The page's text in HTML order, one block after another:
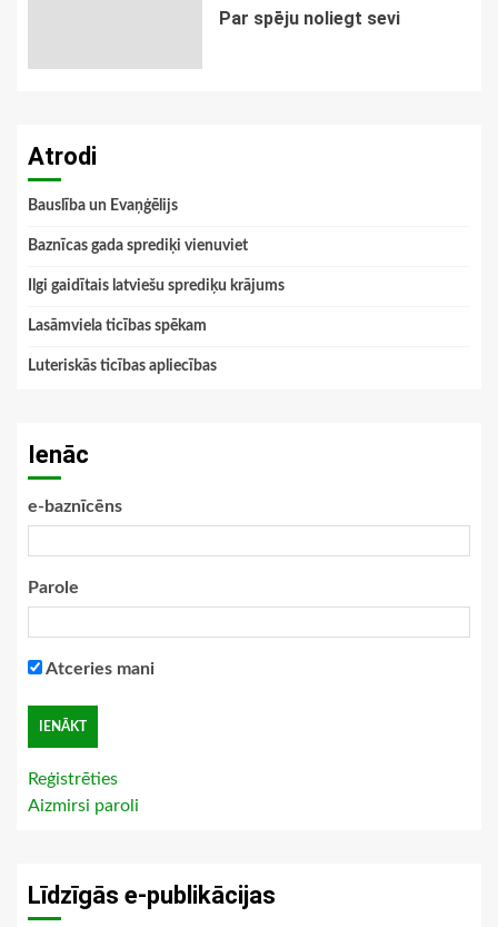
Par spēju noliegt sevi
Atrodi
Bauslība un Evaņģēlijs
Baznīcas gada sprediķi vienuviet
Ilgi gaidītais latviešu sprediķu krājums
Lasāmviela ticības spēkam
Luteriskās ticības apliecības
Ienāc
e-baznīcēns
Parole
Atceries mani
Reģistrēties
Aizmirsi paroli
Līdzīgās e-publikācijas